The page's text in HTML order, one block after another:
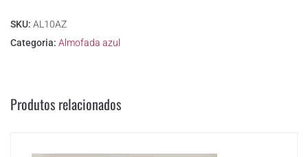
SKU: AL10AZ
Categoria: Almofada azul
Produtos relacionados